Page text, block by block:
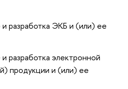
разработка ЭКБ и (или) ее
разработка электронной
продукции и (или) ее